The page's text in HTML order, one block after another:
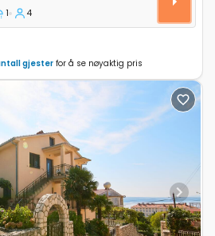
1 4
gjester for å se nøyaktig pris
Next